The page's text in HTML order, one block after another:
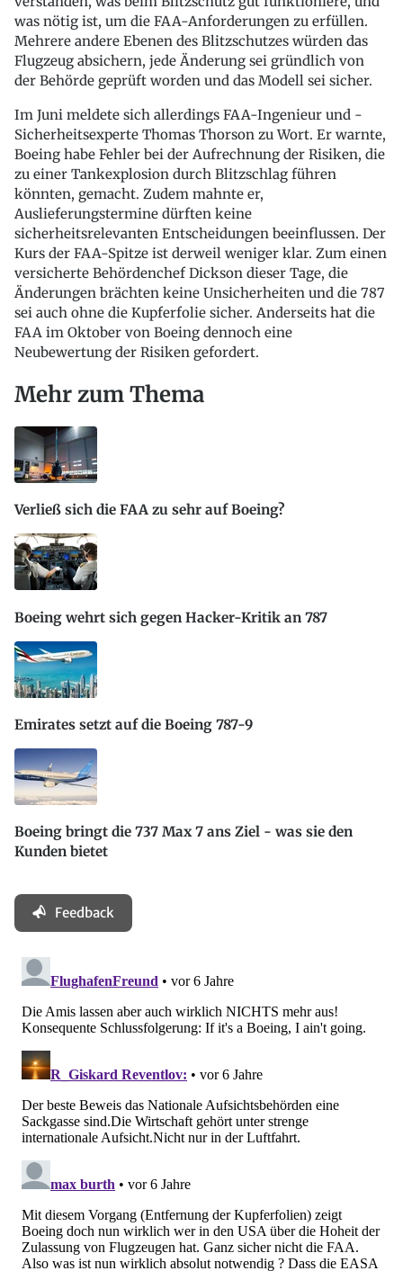
was nötig ist, um die FAA-Anforderungen zu erfüllen.
Mehrere andere Ebenen des Blitzschutzes würden das
Flugzeug absichern, jede Änderung sei gründlich von
der Behörde geprüft worden und das Modell sei sicher.
Im Juni meldete sich allerdings FAA-Ingenieur und -
Sicherheitsexperte Thomas Thorson zu Wort. Er warnte,
Boeing habe Fehler bei der Aufrechnung der Risiken, die
zu einer Tankexplosion durch Blitzschlag führen
könnten, gemacht. Zudem mahnte er,
Auslieferungstermine dürften keine
sicherheitsrelevanten Entscheidungen beeinflussen. Der
Kurs der FAA-Spitze ist derweil weniger klar. Zum einen
versicherte Behördenchef Dickson dieser Tage, die
Änderungen brächten keine Unsicherheiten und die 787
sei auch ohne die Kupferfolie sicher. Anderseits hat die
FAA im Oktober von Boeing dennoch eine
Neubewertung der Risiken gefordert.
Mehr zum Thema
Verließ sich die FAA zu sehr auf Boeing?
Boeing wehrt sich gegen Hacker-Kritik an 787
Emirates setzt auf die Boeing 787-9
Boeing bringt die 737 Max 7 ans Ziel - was sie den
Kunden bietet
Feedback